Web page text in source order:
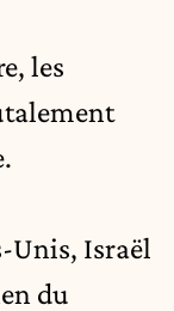
les
Unis, Israël
du